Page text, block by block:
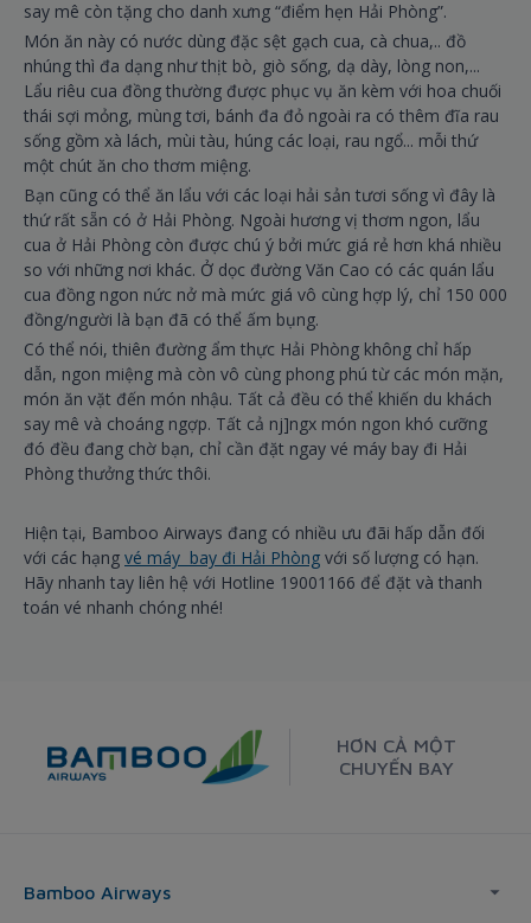
say mê còn tặng cho danh xưng “điểm hẹn Hải Phòng”.
Món ăn này có nước dùng đặc sệt gạch cua, cà chua,.. đồ
nhúng thì đa dạng như thịt bò, giò sống, dạ dày, lòng non,...
Lẩu riêu cua đồng thường được phục vụ ăn kèm với hoa chuối
thái sợi mỏng, mùng tơi, bánh đa đỏ ngoài ra có thêm đĩa rau
sống gồm xà lách, mùi tàu, húng các loại, rau ngổ... mỗi thứ
một chút ăn cho thơm miệng.
Bạn cũng có thể ăn lẩu với các loại hải sản tươi sống vì đây là
thứ rất sẵn có ở Hải Phòng. Ngoài hương vị thơm ngon, lẩu
cua ở Hải Phòng còn được chú ý bởi mức giá rẻ hơn khá nhiều
so với những nơi khác. Ở dọc đường Văn Cao có các quán lẩu
cua đồng ngon nức nở mà mức giá vô cùng hợp lý, chỉ 150 000
đồng/người là bạn đã có thể ấm bụng.
Có thể nói, thiên đường ẩm thực Hải Phòng không chỉ hấp
dẫn, ngon miệng mà còn vô cùng phong phú từ các món mặn,
món ăn vặt đến món nhậu. Tất cả đều có thể khiến du khách
say mê và choáng ngợp. Tất cả nj]ngx món ngon khó cưỡng
đó đều đang chờ bạn, chỉ cần đặt ngay vé máy bay đi Hải
Phòng thưởng thức thôi.
Hiện tại, Bamboo Airways đang có nhiều ưu đãi hấp dẫn đối
với các hạng vé máy bay đi Hải Phòng với số lượng có hạn.
Hãy nhanh tay liên hệ với Hotline 19001166 để đặt và thanh
toán vé nhanh chóng nhé!
HƠN CẢ MỘT
CHUYẾN BAY
Bamboo Airways